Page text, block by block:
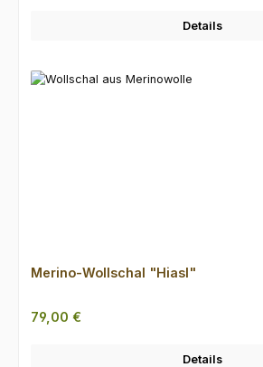
Details
Merino-Wollschal "Hiasl"
Regulärer Preis:
79,00 €
Details